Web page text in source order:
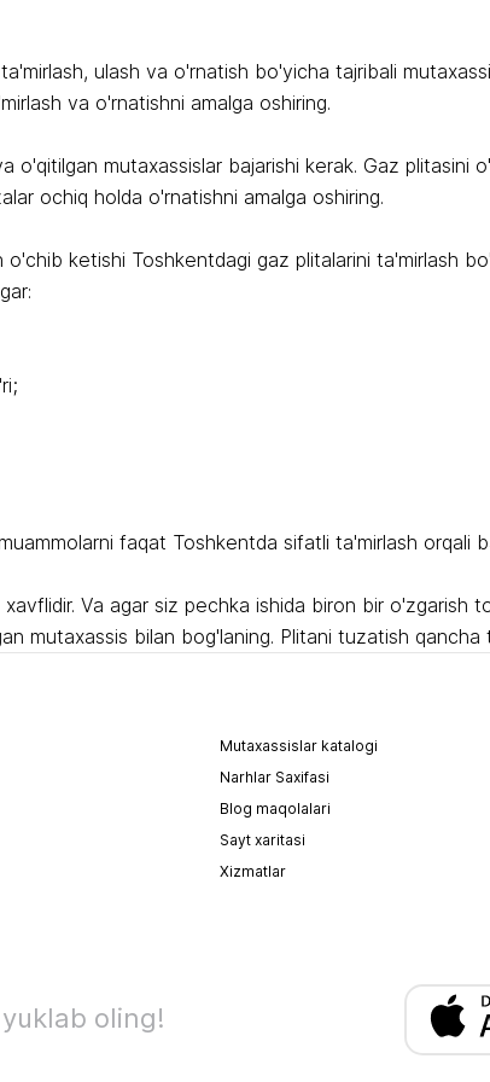
ulash va o'rnatish bo'yicha tajribali
va o'rnatishni amalga oshiring.
o'qitilgan mutaxassislar bajarishi kerak. Gaz plitasini
ochiq holda o'rnatishni amalga oshiring.
ketishi Toshkentdagi gaz plitalarini ta'mirlash
faqat Toshkentda sifatli ta'mirlash orqali
Va agar siz pechka ishida biron bir o'zgarish
mutaxassis bilan bog'laning. Plitani tuzatish
Mutaxassislar katalogi
Narhlar Saxifasi
Blog maqolalari
Sayt xaritasi
Xizmatlar
oling!